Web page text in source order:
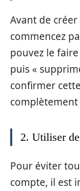
Avant de
commencez
pouvez le
puis «
confirmer
2. Utiliser
Pour éviter
compte, il est